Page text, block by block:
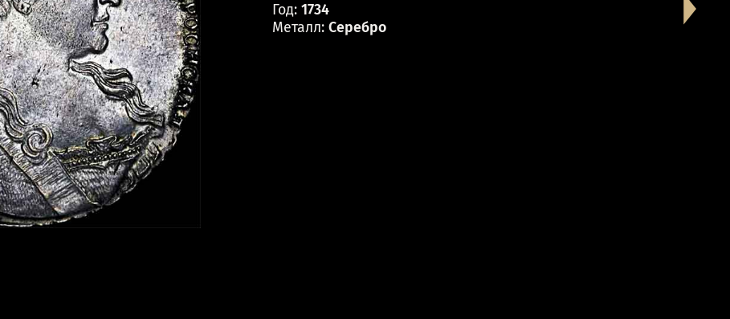
Год: 1734
Металл: Серебро